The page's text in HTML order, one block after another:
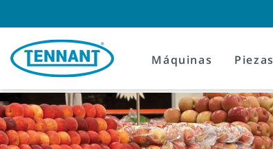
content
navigation
menu
Máquinas Piezas